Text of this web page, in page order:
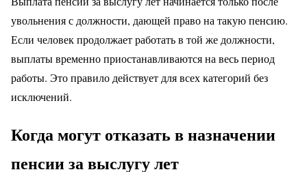
увольнения с должности, дающей право на такую пенсию.
Если человек продолжает работать в той же должности,
выплаты временно приостанавливаются на весь период
работы. Это правило действует для всех категорий без
исключений.
Когда могут отказать в назначении
пенсии за выслугу лет